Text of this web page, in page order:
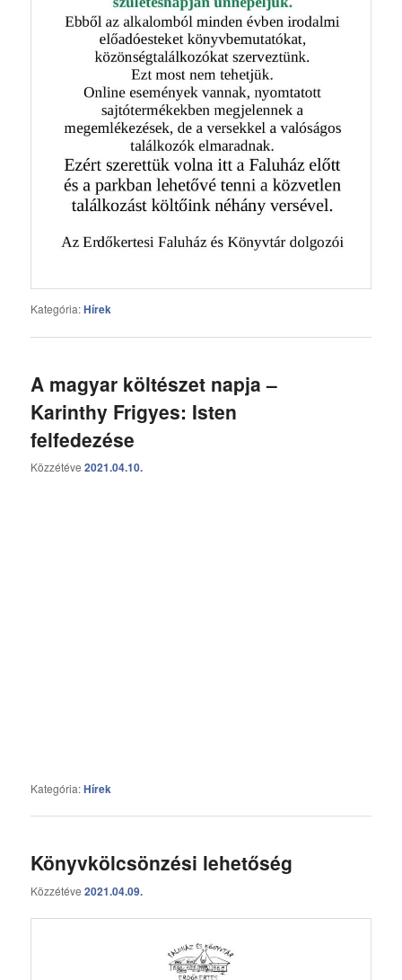
Kategória:Hírek
A magyar költészet napja –
Karinthy Frigyes: Isten
felfedezése
Közzétéve2021.04.10.
Kategória:Hírek
Könyvkölcsönzési lehetőség
Közzétéve2021.04.09.